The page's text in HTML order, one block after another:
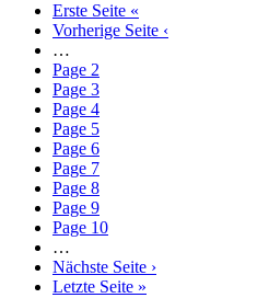
Erste Seite «
Vorherige Seite ‹
…
Page 2
Page 3
Page 4
Page 5
Page 6
Page 7
Page 8
Page 9
Page 10
…
Nächste Seite ›
Letzte Seite »